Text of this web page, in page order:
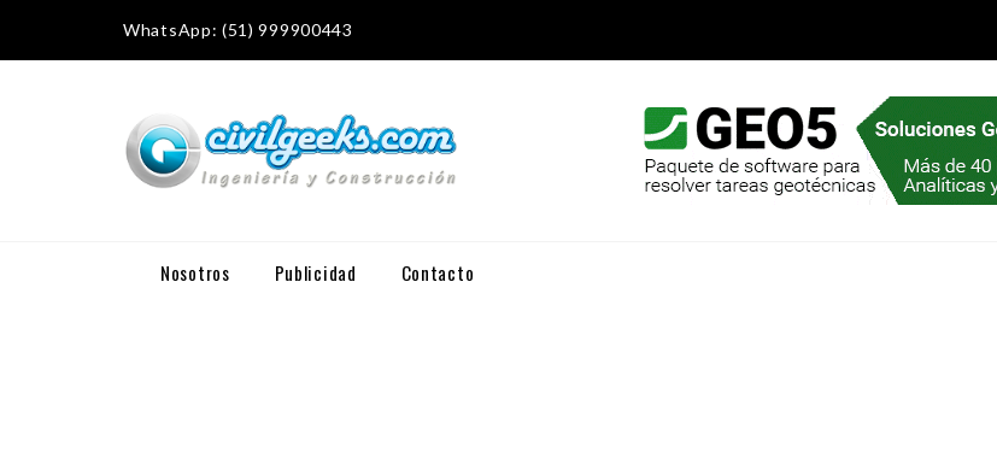
WhatsApp: (51) 999900443
Nosotros Publicidad Contacto